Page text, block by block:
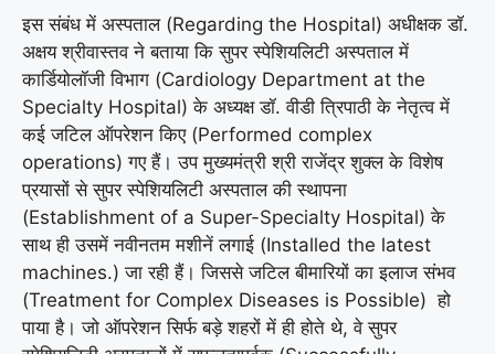
इस संबंध में अस्पताल (Regarding the Hospital) अधीक्षक डॉ.
अक्षय श्रीवास्तव ने बताया कि सुपर स्पेशियलिटी अस्पताल में
कार्डियोलॉजी विभाग (Cardiology Department at the
Specialty Hospital) के अध्यक्ष डॉ. वीडी त्रिपाठी के नेतृत्व में
कई जटिल ऑपरेशन किए (Performed complex
operations) गए हैं। उप मुख्यमंत्री श्री राजेंद्र शुक्ल के विशेष
प्रयासों से सुपर स्पेशियलिटी अस्पताल की स्थापना
(Establishment of a Super-Specialty Hospital) के
साथ ही उसमें नवीनतम मशीनें लगाई (Installed the latest
machines.) जा रही हैं। जिससे जटिल बीमारियों का इलाज संभव
(Treatment for Complex Diseases is Possible) हो
पाया है। जो ऑपरेशन सिर्फ बड़े शहरों में ही होते थे, वे सुपर